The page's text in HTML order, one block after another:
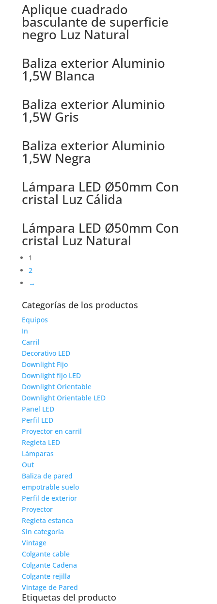
Aplique cuadrado
basculante de superficie
negro Luz Natural
Baliza exterior Aluminio
1,5W Blanca
Baliza exterior Aluminio
1,5W Gris
Baliza exterior Aluminio
1,5W Negra
Lámpara LED Ø50mm Con
cristal Luz Cálida
Lámpara LED Ø50mm Con
cristal Luz Natural
1
2
→
Categorías de los productos
Equipos
In
Carril
Decorativo LED
Downlight Fijo
Downlight fijo LED
Downlight Orientable
Downlight Orientable LED
Panel LED
Perfil LED
Proyector en carril
Regleta LED
Lámparas
Out
Baliza de pared
empotrable suelo
Perfil de exterior
Proyector
Regleta estanca
Sin categoría
Vintage
Colgante cable
Colgante Cadena
Colgante rejilla
Vintage de Pared
Etiquetas del producto